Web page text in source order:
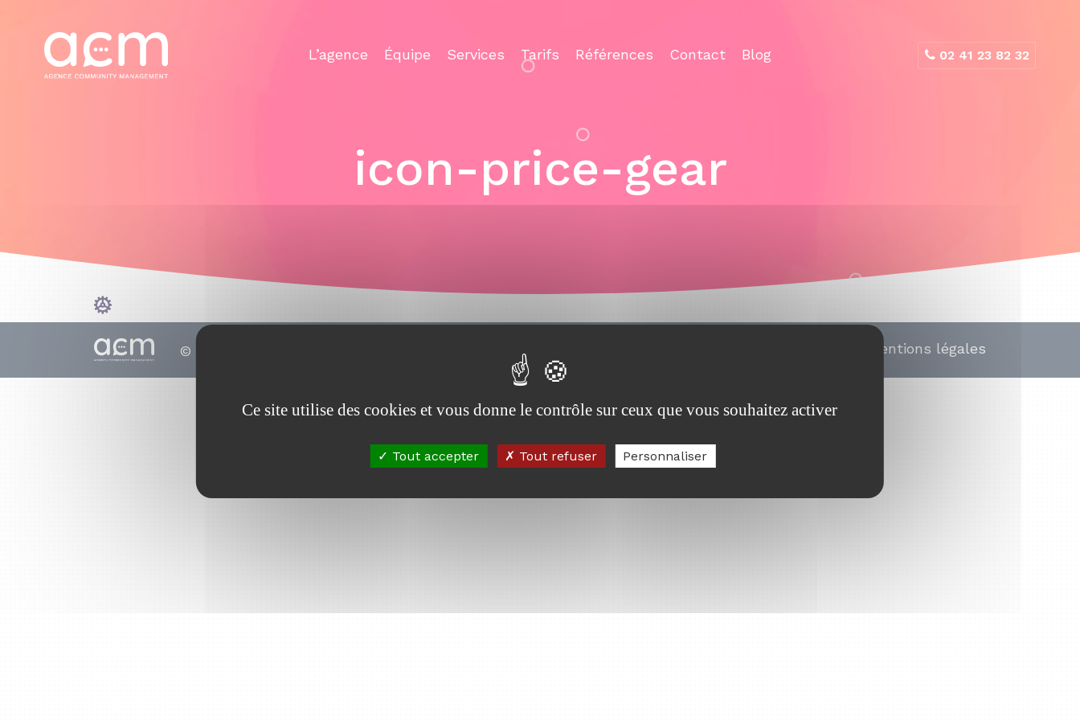
02 41 23 82 32
L’agence Équipe Services Tarifs Références Contact Blog
icon-price-gear
© 2010 - 2026 Mentions légales
Ce site utilise des cookies et vous donne le contrôle sur ceux que vous souhaitez activer
Tout accepter Tout refuser Personnaliser